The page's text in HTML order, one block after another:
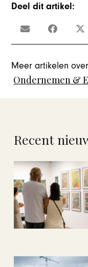
Deel dit artikel:
Meer artikelen
Ondernemen &
Recent